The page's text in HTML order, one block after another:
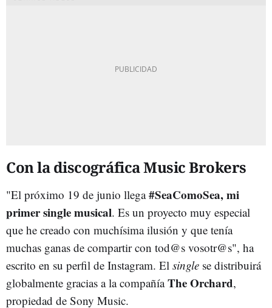
Con la discográfica Music Brokers
"El próximo 19 de junio llega#SeaComoSea, mi
primer single musical. Es un proyecto muy especial
que he creado con muchísima ilusión y que tenía
muchas ganas de compartir con tod@s vosotr@s", ha
escrito en su perfil de Instagram. El single se distribuirá
globalmente gracias a la compañíaThe Orchard,
propiedad de Sony Music.